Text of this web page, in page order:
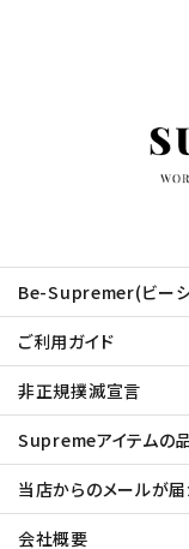
Be-Supremer(ビーシ
ご利用ガイド
非正規撲滅宣言
Supremeアイテムの
当店からのメールが
会社概要